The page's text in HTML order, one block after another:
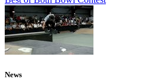
News